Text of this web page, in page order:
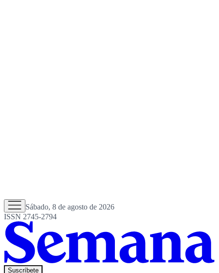
Sábado, 8 de agosto de 2026
ISSN 2745-2794
Suscríbete